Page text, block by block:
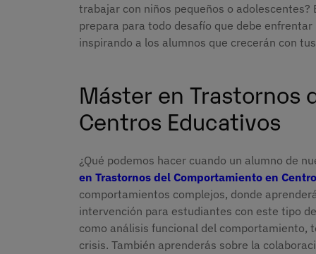
trabajar con niños pequeños o
prepara para todo desafío que debe
inspirando a los alumnos que crecerán con
Máster en Trastornos
Centros Educativos
¿Qué podemos hacer cuando un alumno de
en Trastornos del Comportamiento en
comportamientos complejos, donde
intervención para estudiantes con este tipo
como análisis funcional del comportamiento,
crisis. También aprenderás sobre la